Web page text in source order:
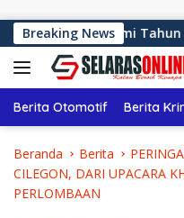
Breaking News
Sukabumi Tahun Sidang
Berita Otomotif Berita
Beranda Berita
CILEGON, DARI UPACARA
PERLOMBAAN